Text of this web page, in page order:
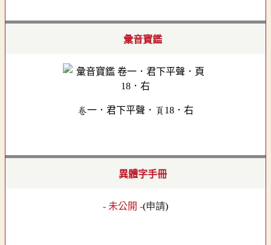
彙音寶鑑
卷一．君下平聲．頁18．右
異體字手冊
- 未公開 -(申請)